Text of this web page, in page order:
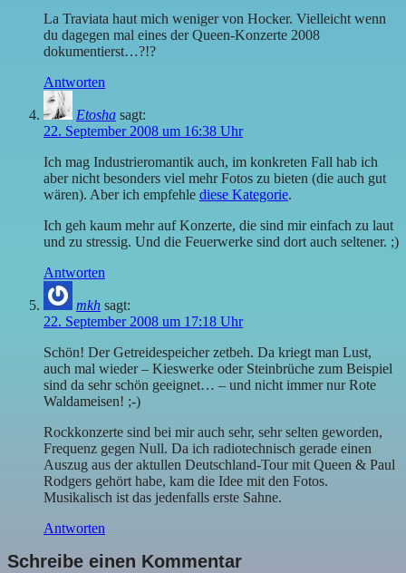
La Traviata haut mich weniger von Hocker. Vielleicht wenn
du dagegen mal eines der Queen-Konzerte 2008
dokumentierst…?!?
Antworten
Etosha sagt:
22. September 2008 um 16:38 Uhr
Ich mag Industrieromantik auch, im konkreten Fall hab ich
aber nicht besonders viel mehr Fotos zu bieten (die auch gut
wären). Aber ich empfehle diese Kategorie.
Ich geh kaum mehr auf Konzerte, die sind mir einfach zu laut
und zu stressig. Und die Feuerwerke sind dort auch seltener. ;)
Antworten
mkh sagt:
22. September 2008 um 17:18 Uhr
Schön! Der Getreidespeicher zetbeh. Da kriegt man Lust,
auch mal wieder – Kieswerke oder Steinbrüche zum Beispiel
sind da sehr schön geeignet… – und nicht immer nur Rote
Waldameisen! ;-)
Rockkonzerte sind bei mir auch sehr, sehr selten geworden,
Frequenz gegen Null. Da ich radiotechnisch gerade einen
Auszug aus der aktullen Deutschland-Tour mit Queen & Paul
Rodgers gehört habe, kam die Idee mit den Fotos.
Musikalisch ist das jedenfalls erste Sahne.
Antworten
Schreibe einen Kommentar